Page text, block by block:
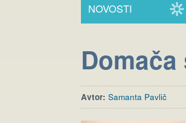
NOVOSTI
Avtor: Samanta Pavlič